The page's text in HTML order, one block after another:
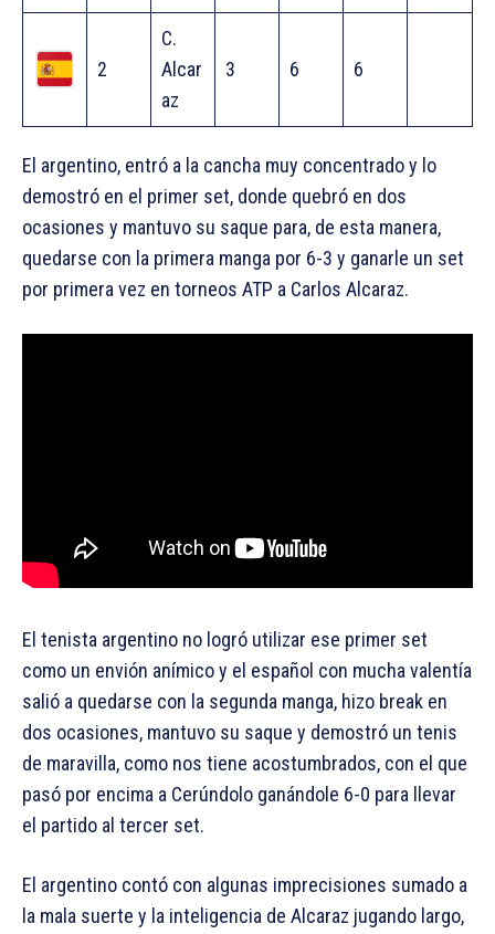
2
C.
Alcar
az
3 6 6
El argentino, entró a la cancha muy concentrado y lo
demostró en el primer set, donde quebró en dos
ocasiones y mantuvo su saque para, de esta manera,
quedarse con la primera manga por 6-3 y ganarle un set
por primera vez en torneos ATP a Carlos Alcaraz.
El tenista argentino no logró utilizar ese primer set
como un envión anímico y el español con mucha valentía
salió a quedarse con la segunda manga, hizo break en
dos ocasiones, mantuvo su saque y demostró un tenis
de maravilla, como nos tiene acostumbrados, con el que
pasó por encima a Cerúndolo ganándole 6-0 para llevar
el partido al tercer set.
El argentino contó con algunas imprecisiones sumado a
la mala suerte y la inteligencia de Alcaraz jugando largo,